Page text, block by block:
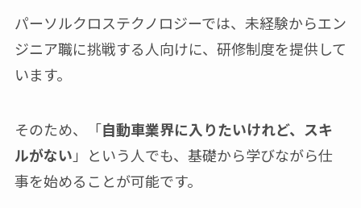
パーソルクロステクノロジーでは、未経験からエン
ジニア職に挑戦する人向けに、研修制度を提供して
います。
そのため、「自動車業界に入りたいけれど、スキ
ルがない 」という人でも、基礎から学びながら仕
事を始めることが可能です。